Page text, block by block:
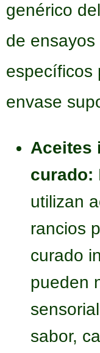
genérico
de ensayos
específicos
envase
Aceites
curado:
utilizan
rancios
curado
pueden
sabor,